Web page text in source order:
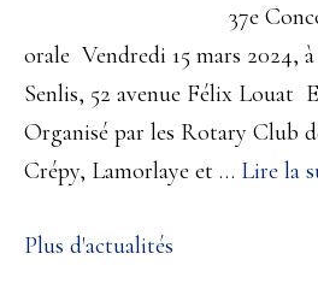
ses
50
ans…
37e
orale Vendredi 15 mars 2024,
Senlis, 52 avenue Félix Louat
Organisé par les Rotary Club
Crépy, Lamorlaye et … Lire la
Plus d'actualités